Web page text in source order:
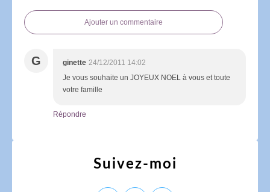
Ajouter un commentaire
G ginette 24/12/2011 14:02
Je vous souhaite un JOYEUX NOEL à vous et toute
votre famille
Répondre
Suivez-moi